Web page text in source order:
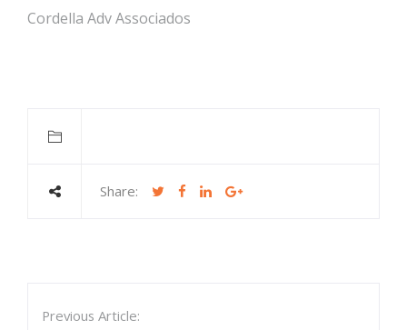
Cordella Adv Associados
Share:
Previous Article: